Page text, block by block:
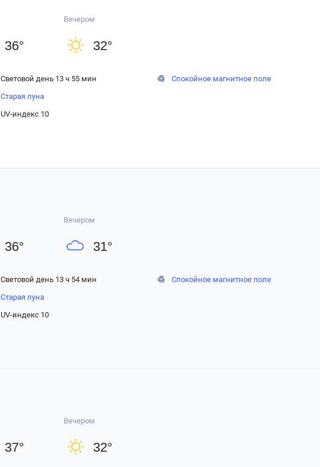
36°
Вечером
32°
Световой день 13 ч 55 мин
Старая луна
UV-индекс 10
Спокойное магнитное поле
36°
Вечером
31°
Световой день 13 ч 54 мин
Старая луна
UV-индекс 10
Спокойное магнитное поле
37°
Вечером
32°